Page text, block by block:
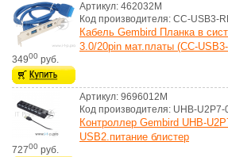
34900 руб.
Артикул: 462032M
Код производителя: CC-USB3-
Кабель Gembird Планка в
3.0/20pin мат.платы (CC-
72700 руб.
Артикул: 9696012M
Код производителя: UHB-U2P7-
Контроллер Gembird UHB-
USB2.питание блистер